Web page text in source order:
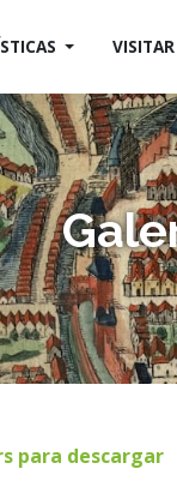
para descargar